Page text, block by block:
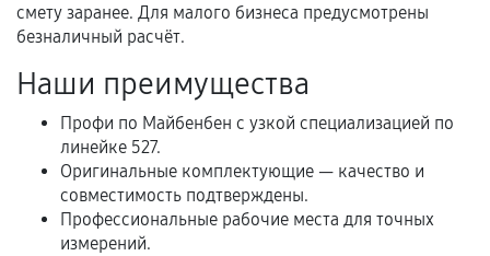
Самостоятельный ремонт или вмешательство
третьих лиц.
Естественный износ деталей, если иное не
Обращение после окончания гарантийного
срока.
Программные сбои, если это не указано в
отдельных условиях.
смету заранее. Для малого бизнеса предусмотрены
безналичный расчёт.
Наши преимущества
Профи по Майбенбен с узкой специализацией по
линейке 527.
Оригинальные комплектующие — качество и
совместимость подтверждены.
Профессиональные рабочие места для точных
измерений.